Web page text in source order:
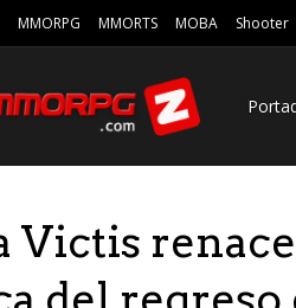
MMORPG MMORTS MOBA Shooter
Victis